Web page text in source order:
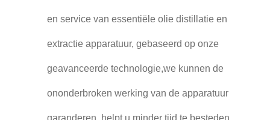
en service van essentiële olie distillatie en
extractie apparatuur, gebaseerd op onze
geavanceerde technologie,we kunnen de
ononderbroken werking van de apparatuur
garanderen, helpt u minder tijd te besteden